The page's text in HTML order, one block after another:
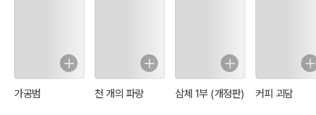
가공범 천 개의 파랑 삼체 1부 (개정판) 커피 괴담